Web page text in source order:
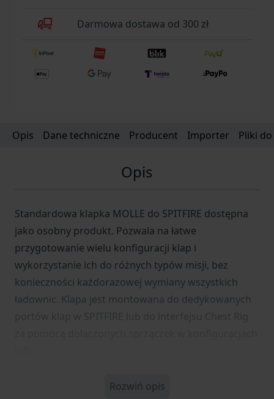
Darmowa dostawa od 300 zł
Opis Dane techniczne Producent Importer Pliki
Opis
Standardowa klapka MOLLE do SPITFIRE dostępna
jako osobny produkt. Pozwala na łatwe
przygotowanie wielu konfiguracji klap i
wykorzystanie ich do różnych typów misji, bez
konieczności każdorazowej wymiany wszystkich
ładownic. Klapa jest montowana do dedykowanych
Rozwiń opis